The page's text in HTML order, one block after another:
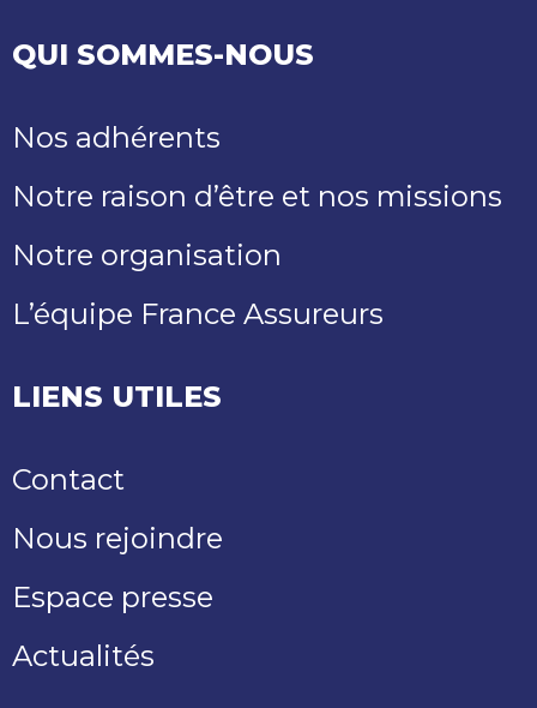
QUI SOMMES-NOUS
Nos adhérents
Notre raison d’être et nos missions
Notre organisation
L’équipe France Assureurs
LIENS UTILES
Contact
Nous rejoindre
Espace presse
Actualités